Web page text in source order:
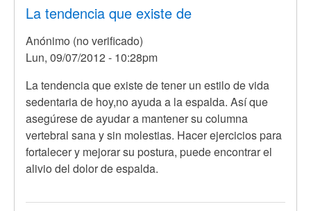
La tendencia que existe de
Anónimo (no verificado)
Lun, 09/07/2012 - 10:28pm
La tendencia que existe de tener un estilo de vida
sedentaria de hoy,no ayuda a la espalda. Así que
asegúrese de ayudar a mantener su columna
vertebral sana y sin molestias. Hacer ejercicios para
fortalecer y mejorar su postura, puede encontrar el
alivio del dolor de espalda.